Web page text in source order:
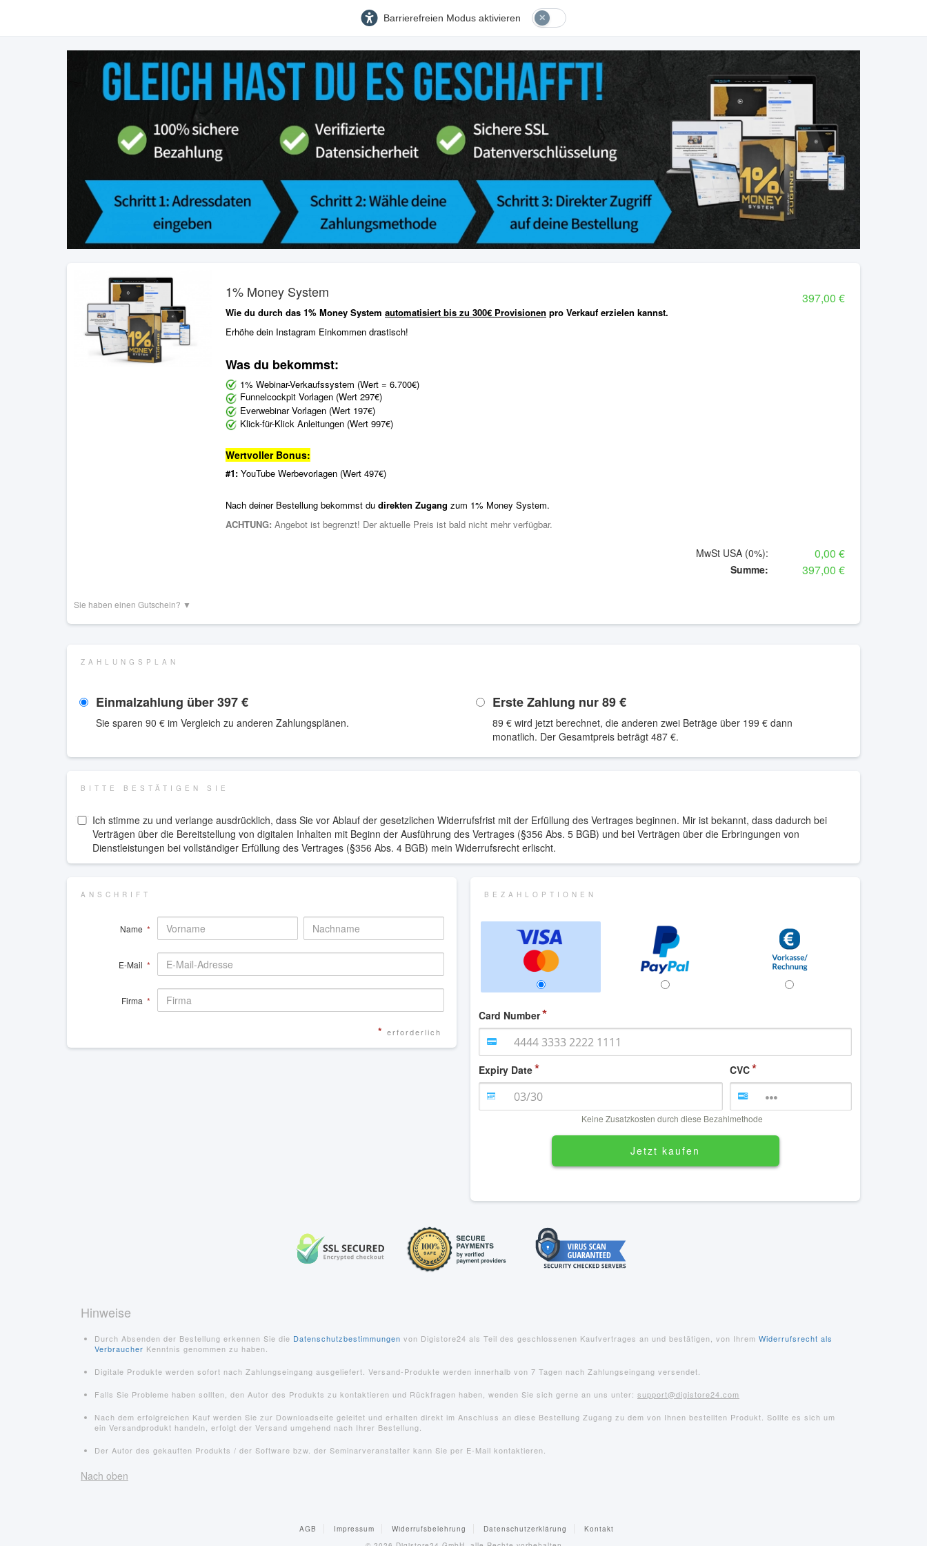
Barrierefreien Modus aktivieren
1% Money System
Wie du durch das 1% Money System automatisiert bis zu 300€ Provisionen pro Verkauf erzielen kannst.
Erhöhe dein Instagram Einkommen drastisch!
Was du bekommst:
1% Webinar-Verkaufssystem (Wert = 6.700€)
Funnelcockpit Vorlagen (Wert 297€)
Everwebinar Vorlagen (Wert 197€)
Klick-für-Klick Anleitungen (Wert 997€)
Wertvoller Bonus:
#1: YouTube Werbevorlagen (Wert 497€)
Nach deiner Bestellung bekommst du direkten Zugang zum 1% Money System.
ACHTUNG: Angebot ist begrenzt! Der aktuelle Preis ist bald nicht mehr verfügbar.
397,00 €
MwSt USA (0%): 0,00 €
Summe: 397,00 €
Sie haben einen Gutschein? ▼
ZAHLUNGSPLAN
Einmalzahlung über397 €
Sie sparen 90 € im Vergleich zu anderen Zahlungsplänen.
Erste Zahlung nur89 €
89 € wird jetzt berechnet, die anderen zwei Beträge über 199 € dann
monatlich. Der Gesamtpreis beträgt 487 €.
BITTE BESTÄTIGEN SIE
Ich stimme zu und verlange ausdrücklich, dass Sie vor Ablauf der gesetzlichen Widerrufsfrist mit der Erfüllung des Vertrages beginnen. Mir ist bekannt, dass dadurch bei
Verträgen über die Bereitstellung von digitalen Inhalten mit Beginn der Ausführung des Vertrages (§356 Abs. 5 BGB) und bei Verträgen über die Erbringungen von
Dienstleistungen bei vollständiger Erfüllung des Vertrages (§356 Abs. 4 BGB) mein Widerrufsrecht erlischt.
ANSCHRIFT
Name *
E-Mail *
Firma *
* erforderlich
BEZAHLOPTIONEN
Card Number
Expiry Date CVC
Keine Zusatzkosten durch diese Bezahlmethode
Jetzt kaufen
Hinweise
Durch Absenden der Bestellung erkennen Sie die Datenschutzbestimmungen von Digistore24 als Teil des geschlossenen Kaufvertrages an und bestätigen, von Ihrem Widerrufsrecht als
Verbraucher Kenntnis genommen zu haben.
Digitale Produkte werden sofort nach Zahlungseingang ausgeliefert. Versand-Produkte werden innerhalb von 7 Tagen nach Zahlungseingang versendet.
Falls Sie Probleme haben sollten, den Autor des Produkts zu kontaktieren und Rückfragen haben, wenden Sie sich gerne an uns unter: support@digistore24.com
Nach dem erfolgreichen Kauf werden Sie zur Downloadseite geleitet und erhalten direkt im Anschluss an diese Bestellung Zugang zu dem von Ihnen bestellten Produkt. Sollte es sich um
ein Versandprodukt handeln, erfolgt der Versand umgehend nach Ihrer Bestellung.
Der Autor des gekauften Produkts / der Software bzw. der Seminarveranstalter kann Sie per E-Mail kontaktieren.
Nach oben
AGB Impressum Widerrufsbelehrung Datenschutzerklärung
Kontakt